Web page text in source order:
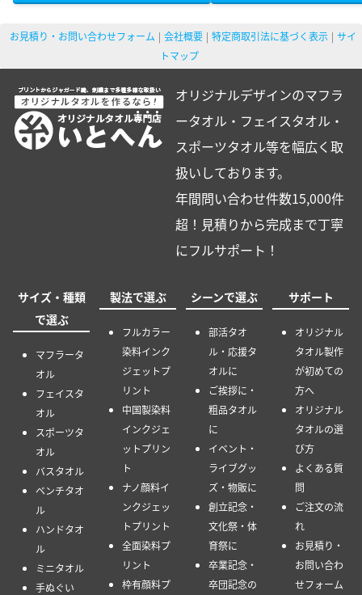
お見積り・お問い合わせフォーム 会社概要 特定商取引法に基づく表示
サイ
トマップ
オリジナルデザインのマフラ
ータオル・フェイスタオル・
スポーツタオル等を幅広く取
扱いしております。
年間問い合わせ件数15,000件
超！見積りから完成まで丁寧
にフルサポート！
サイズ・種類
で選ぶ
マフラータ
オル
フェイスタ
オル
スポーツタ
オル
バスタオル
ベンチタオ
ル
ハンドタオ
ル
ミニタオル
手ぬぐい
製法で選ぶ
フルカラー
染料インク
ジェットプ
リント
中国製染料
インクジェ
ットプリン
ト
ナノ顔料イ
ンクジェッ
トプリント
全面染料プ
リント
枠有顔料プ
シーンで選ぶ
部活タオ
ル・応援タ
オルに
ご挨拶に・
粗品タオル
に
イベント・
ライブグッ
ズ・物販に
創立記念・
文化祭・体
育祭に
卒業記念・
卒団記念の
サポート
オリジナル
タオル製作
が初めての
方へ
オリジナル
タオルの選
び方
よくある質
問
ご注文の流
れ
お見積り・
お問い合わ
せフォーム